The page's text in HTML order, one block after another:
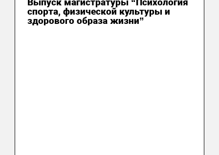
Выпуск магистратуры “Психология
спорта, физической культуры и
здорового образа жизни”